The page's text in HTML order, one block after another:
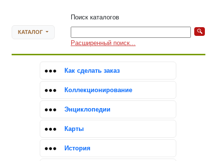
КАТАЛОГ
Поиск каталогов
Расширенный поиск...
Как сделать заказ
Коллекционирование
Энциклопедии
Карты
История